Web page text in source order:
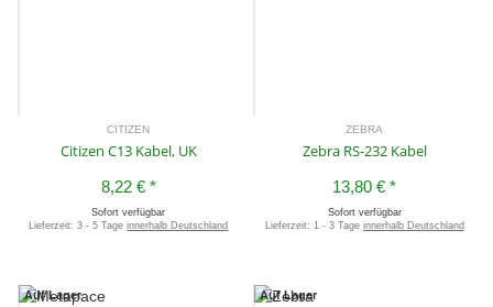
CITIZEN
Citizen C13 Kabel, UK
8,22 € *
Sofort verfügbar
Lieferzeit:3 - 5 Tageinnerhalb Deutschland
ZEBRA
Zebra RS-232 Kabel
13,80 €*
Sofort verfügbar
Lieferzeit: 1 - 3 Tage innerhalb Deutschland
Auf Lager Auf Lager